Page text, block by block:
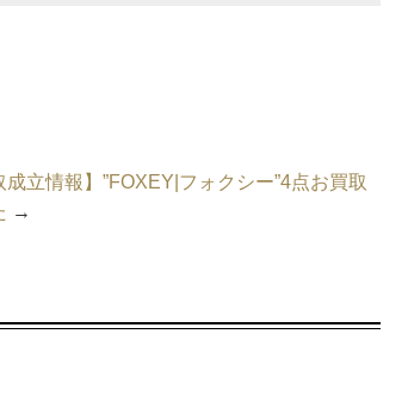
成立情報】”FOXEY|フォクシー”4点お買取
→